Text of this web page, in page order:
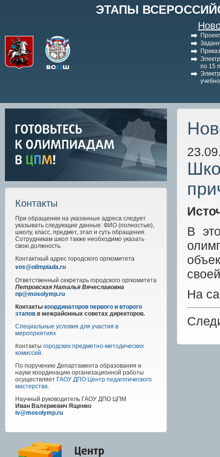
ЭТАПЫ
по 15
Контакты
При обращении на указанные адреса следует
указывать следующие данные: ФИО (полностью),
школу, класс, предмет, этап и суть обращения.
Сотрудникам школ также необходимо указать
свою должность.
Контактный адрес городского оргкомитета
vos@olimpiada.ru
Ответственный секретарь городского оргкомитета
Петровская Наталья Вячеславовна
np@mosolymp.ru
Контакты координаторов первого и второго
этапов в межрайонных советах директоров.
Специальные условия для участия в
мероприятиях
Контакты городских предметно-методических
комиссий.
По поручению Департамента образования и
науки координацию организационной работы
осуществляет ГАОУ ДПО Центр педагогического
мастерства.
Научный руководитель ГАОУ ДПО ЦПМ
Иван Валериевич Ященко
iv@mosolymp.ru
В
На